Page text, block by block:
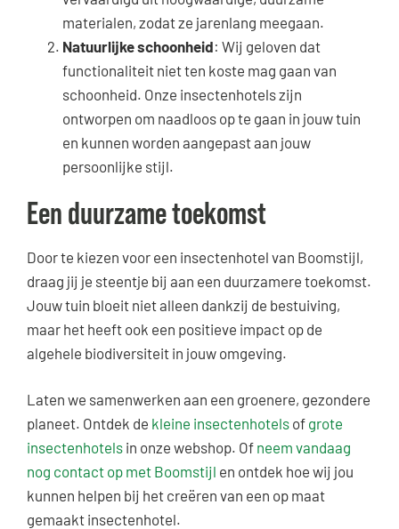
materialen, zodat ze jarenlang meegaan.
Natuurlijke schoonheid: Wij geloven dat
functionaliteit niet ten koste mag gaan van
schoonheid. Onze insectenhotels zijn
ontworpen om naadloos op te gaan in jouw tuin
en kunnen worden aangepast aan jouw
persoonlijke stijl.
Een duurzame toekomst
Door te kiezen voor een insectenhotel van Boomstijl,
draag jij je steentje bij aan een duurzamere toekomst.
Jouw tuin bloeit niet alleen dankzij de bestuiving,
maar het heeft ook een positieve impact op de
algehele biodiversiteit in jouw omgeving.
Laten we samenwerken aan een groenere, gezondere
planeet. Ontdek de kleine insectenhotels of grote
insectenhotels in onze webshop. Of neem vandaag
nog contact op met Boomstijl en ontdek hoe wij jou
kunnen helpen bij het creëren van een op maat
gemaakt insectenhotel.